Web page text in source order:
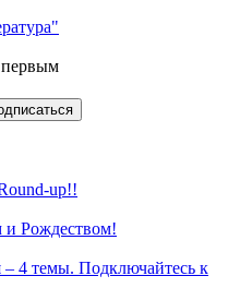
первым
up!!
Рождеством!
4 темы. Подключайтесь к